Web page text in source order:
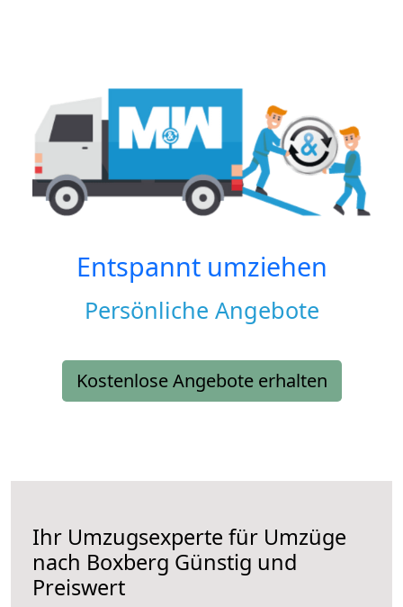
Entspannt umziehen
Persönliche Angebote
Kostenlose Angebote erhalten
Ihr Umzugsexperte für Umzüge
nach Boxberg Günstig und
Preiswert